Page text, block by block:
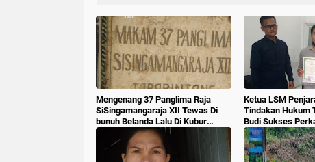
Mengenang 37 Panglima Raja
SiSingamangaraja XII Tewas Di
bunuh Belanda Lalu Di Kubur
Massal Oleh Masyarakat
Ketua LSM
Tindakan Hukum
Budi Sukses